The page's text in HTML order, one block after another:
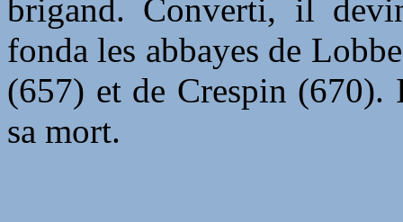
brigand. Converti, il
fonda les abbayes de
(657) et de Crespin (670).
sa mort.